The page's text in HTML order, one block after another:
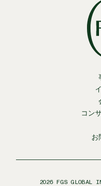
コン
お
2026 FGS GLOBAL